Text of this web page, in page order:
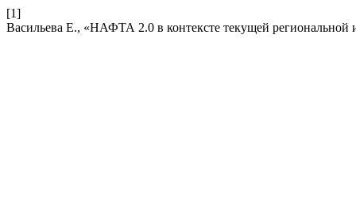
[1]
Васильева Е., «НАФТА 2.0 в контексте текущей региональной